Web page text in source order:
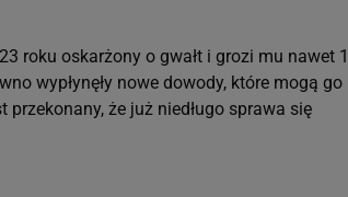
roku oskarżony o gwałt i grozi mu nawet
wypłynęły nowe dowody, które mogą go
że już niedługo sprawa się